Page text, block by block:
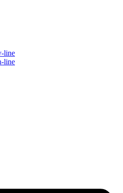
line
line